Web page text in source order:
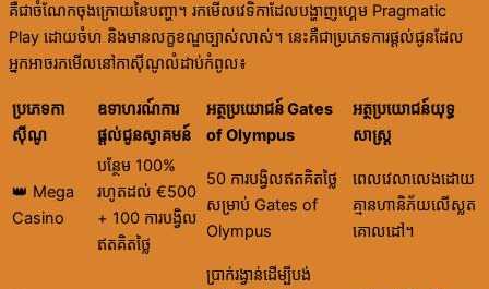
គឺជាចំណែកចុងក្រោយនៃបញ្ហា។ រកមើលវេទិកាដែលបង្ហាញហ្គេម Pragmatic
Play ដោយចំហ និងមានលក្ខខណ្ឌច្បាស់លាស់។ នេះគឺជាប្រភេទការផ្តល់ជូនដែល
អ្នកអាចរកមើលនៅកាស៊ីណូលំដាប់កំពូល៖
ប្រភេទកា
ស៊ីណូ
ឧទាហរណ៍ការ
ផ្តល់ជូនស្វាគមន៍
អត្ថប្រយោជន៍ Gates
of Olympus
អត្ថប្រយោជន៍យុទ្ធ
សាស្ត្រ
👑 Mega
Casino
បន្ថែម 100%
រហូតដល់ €500
+ 100 ការបង្វិល
ឥតគិតថ្លៃ
50 ការបង្វិលឥតគិតថ្លៃ
សម្រាប់ Gates of
Olympus
ពេលវេលាលេងដោយ
គ្មានហានិភ័យលើស្លត
គោលដៅ។
ប្រាក់រង្វាន់ដើម្បីបង់